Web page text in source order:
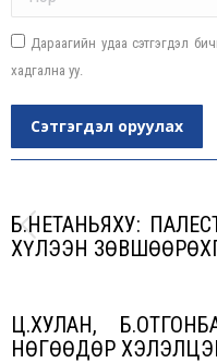
Дараагийн удаа сэтгэгдэл
хадгална уу.
Сэтгэгдэл оруулах
Б.НЕТАНЬЯХУ:
ХҮЛЭЭН
Ц.ХУЛАН,
НӨГӨӨДӨР